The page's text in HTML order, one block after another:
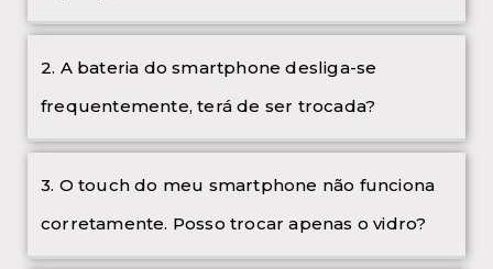
2. A bateria do smartphone desliga-se
frequentemente, terá de ser trocada?
3. O touch do meu smartphone não funciona
corretamente. Posso trocar apenas o vidro?